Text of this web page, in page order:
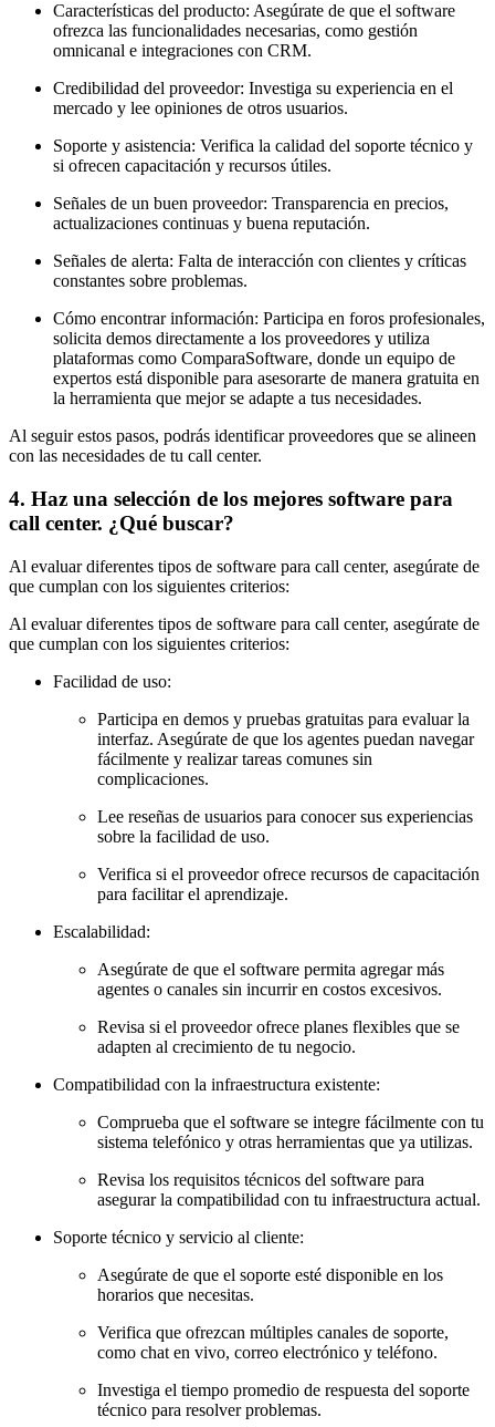
Características del producto: Asegúrate de que el software
ofrezca las funcionalidades necesarias, como gestión
omnicanal e integraciones con CRM.
Credibilidad del proveedor: Investiga su experiencia en el
mercado y lee opiniones de otros usuarios.
Soporte y asistencia: Verifica la calidad del soporte técnico y
si ofrecen capacitación y recursos útiles.
Señales de un buen proveedor: Transparencia en precios,
actualizaciones continuas y buena reputación.
Señales de alerta: Falta de interacción con clientes y críticas
constantes sobre problemas.
Cómo encontrar información: Participa en foros profesionales,
solicita demos directamente a los proveedores y utiliza
plataformas como ComparaSoftware, donde un equipo de
expertos está disponible para asesorarte de manera gratuita en
la herramienta que mejor se adapte a tus necesidades.
Al seguir estos pasos, podrás identificar proveedores que se alineen
con las necesidades de tu call center.
4. Haz una selección de los mejores software para
call center. ¿Qué buscar?
Al evaluar diferentes tipos de software para call center, asegúrate de
que cumplan con los siguientes criterios:
Al evaluar diferentes tipos de software para call center, asegúrate de
que cumplan con los siguientes criterios:
Facilidad de uso:
Participa en demos y pruebas gratuitas para evaluar la
interfaz. Asegúrate de que los agentes puedan navegar
fácilmente y realizar tareas comunes sin
complicaciones.
Lee reseñas de usuarios para conocer sus experiencias
sobre la facilidad de uso.
Verifica si el proveedor ofrece recursos de capacitación
para facilitar el aprendizaje.
Escalabilidad:
Asegúrate de que el software permita agregar más
agentes o canales sin incurrir en costos excesivos.
Revisa si el proveedor ofrece planes flexibles que se
adapten al crecimiento de tu negocio.
Compatibilidad con la infraestructura existente:
Comprueba que el software se integre fácilmente con tu
sistema telefónico y otras herramientas que ya utilizas.
Revisa los requisitos técnicos del software para
asegurar la compatibilidad con tu infraestructura actual.
Soporte técnico y servicio al cliente:
Asegúrate de que el soporte esté disponible en los
horarios que necesitas.
Verifica que ofrezcan múltiples canales de soporte,
como chat en vivo, correo electrónico y teléfono.
Investiga el tiempo promedio de respuesta del soporte
técnico para resolver problemas.